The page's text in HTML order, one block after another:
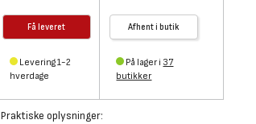
Få leveret
Levering 1-2
hverdage
Afhent i butik
På lager i 37
butikker
Praktiske oplysninger: